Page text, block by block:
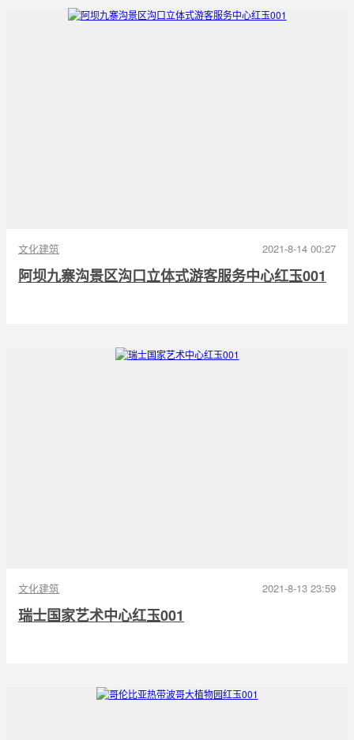
文化建筑 2021-8-14 00:27
阿坝九寨沟景区沟口立体式游客服务中心红玉001
文化建筑 2021-8-13 23:59
瑞士国家艺术中心红玉001